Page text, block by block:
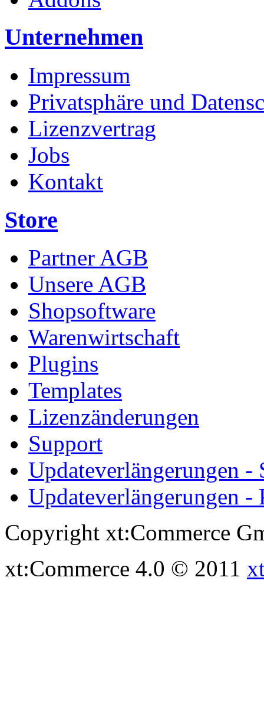
Unternehmen
Impressum
Privatsphäre und
Lizenzvertrag
Jobs
Kontakt
Store
Partner AGB
Unsere AGB
Shopsoftware
Warenwirtschaft
Plugins
Templates
Lizenzänderungen
Support
Updateverlängerungen -
Updateverlängerungen -
Copyright xt:Commerce
xt:Commerce 4.0 © 2011